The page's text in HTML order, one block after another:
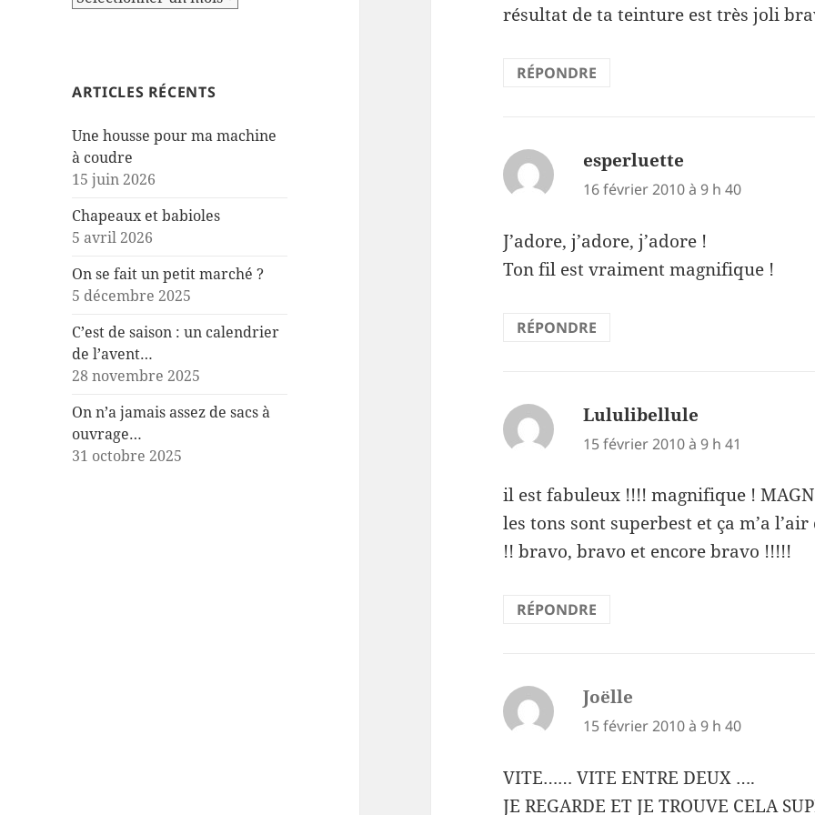
ARTICLES RÉCENTS
Une housse pour ma machine
à coudre
15 juin 2026
Chapeaux et babioles
5 avril 2026
On se fait un petit marché ?
5 décembre 2025
C’est de saison : un calendrier
de l’avent…
28 novembre 2025
On n’a jamais assez de sacs à
ouvrage…
31 octobre 2025
résultat de ta teinture est très joli
RÉPONDRE
esperluette
16 février 2010 à 9 h 40
J’adore, j’adore, j’adore !
Ton fil est vraiment magnifique !
RÉPONDRE
Lululibellule
15 février 2010 à 9 h 41
il est fabuleux !!!! magnifique !
les tons sont superbest et ça m’a
!! bravo, bravo et encore bravo !!!!!
RÉPONDRE
Joëlle
15 février 2010 à 9 h 40
VITE…… VITE ENTRE DEUX ….
JE REGARDE ET JE TROUVE CELA